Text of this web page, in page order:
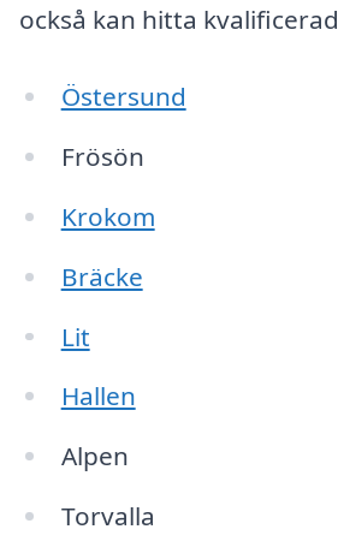
också kan hitta
Östersund
Frösön
Krokom
Bräcke
Lit
Hallen
Alpen
Torvalla